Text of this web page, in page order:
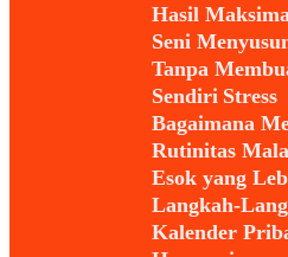
Hasil
Seni
Tanpa
Sendiri Stress
Bagaimana
Rutinitas
Esok yang
Langkah-
Kalender